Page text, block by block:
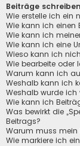
Beiträge schreiben
Wie erstelle ich ein
Wie kann ich einen
Wie kann ich
Wie kann ich eine
Wieso kann ich
Wie bearbeite oder
Warum kann ich
Weshalb kann ich
Weshalb wurde ich
Wie kann ich
Was bewirkt die
Beitrags?
Warum muss mein
Wie markiere ich